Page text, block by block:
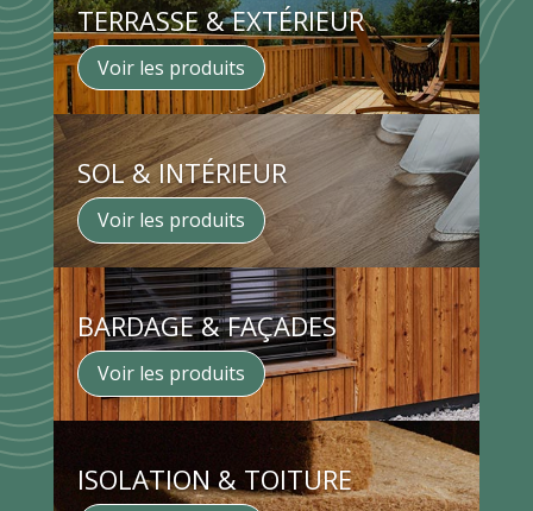
TERRASSE & EXTÉRIEUR
Voir les produits
SOL & INTÉRIEUR
Voir les produits
BARDAGE & FAÇADES
Voir les produits
ISOLATION & TOITURE